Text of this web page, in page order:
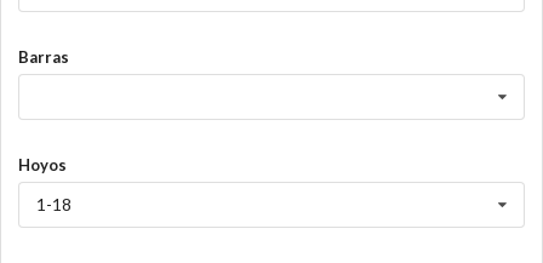
Barras
Hoyos
1-18